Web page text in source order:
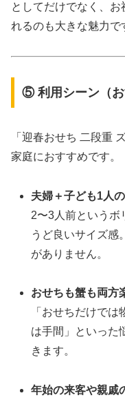
としてだけでなく、お
れるのも大きな魅力で
⑤ 利用シーン（お
「迎春おせち 二段重
家庭におすすめです。
夫婦＋子ども1人
2〜3人前というボ
うど良いサイズ感
がありません。
おせちも蟹も両方
「おせちだけで
は手間」といった
きます。
年始の来客や親戚